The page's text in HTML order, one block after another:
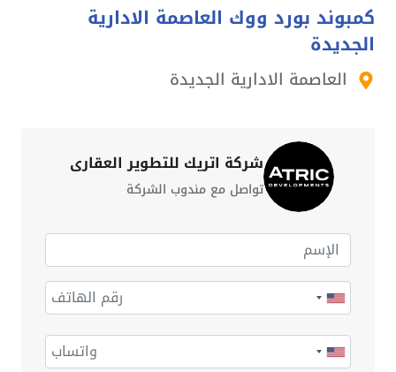
كمبوند بورد ووك العاصمة الادارية
الجديدة
العاصمة الادارية الجديدة
شركة اتريك للتطوير العقاري
تواصل مع مندوب الشركة